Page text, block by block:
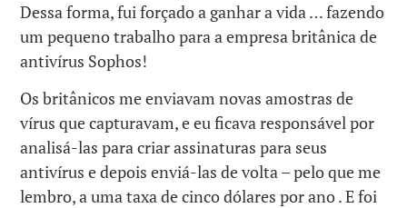
Dessa forma, fui forçado a ganhar a vida … fazendo
um pequeno trabalho para a empresa britânica de
antivírus Sophos!
Os britânicos me enviavam novas amostras de
vírus que capturavam, e eu ficava responsável por
analisá-las para criar assinaturas para seus
antivírus e depois enviá-las de volta – pelo que me
lembro, a uma taxa de cinco dólares por ano . E foi